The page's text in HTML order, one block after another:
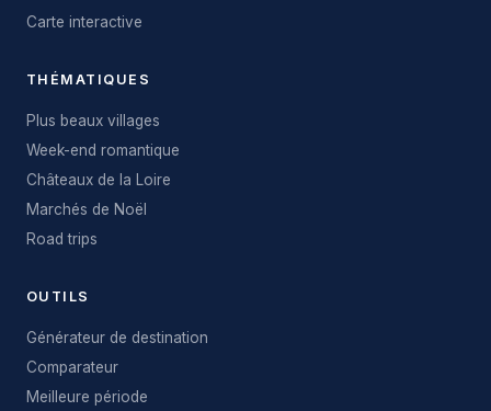
Carte interactive
THÉMATIQUES
Plus beaux villages
Week-end romantique
Châteaux de la Loire
Marchés de Noël
Road trips
OUTILS
Générateur de destination
Comparateur
Meilleure période